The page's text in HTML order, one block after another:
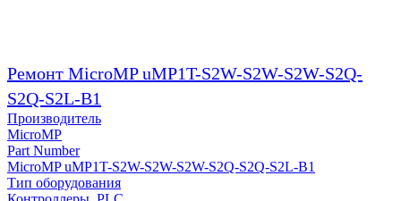
Ремонт MicroMP uMP1T-S2W-S2W-S2W-S2Q-
S2Q-S2L-B1
Производитель
MicroMP
Part Number
MicroMP uMP1T-S2W-S2W-S2W-S2Q-S2Q-S2L-B1
Тип оборудования